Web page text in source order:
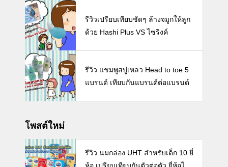
รีวิวเปรียบเทียบชัดๆ ล้างจมูกให้ลูก
ด้วย Hashi Plus VS ไซริงค์
รีวิว แชมพูสบู่เหลว Head to toe 5
แบรนด์ เทียบกันแบรนด์ต่อแบรนด์
โพสต์ใหม่
รีวิว นมกล่อง UHT สำหรับเด็ก 10 ยี่
ห้อ เปรียบเทียบกันตัวต่อตัว ยี่ห้อไห